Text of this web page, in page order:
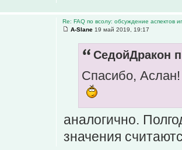
Re: FAQ по всолу: обсуждение аспектов
A-Slane 19 май 2019, 19:17
СедойДракон
Спасибо,
аналогично.
значения